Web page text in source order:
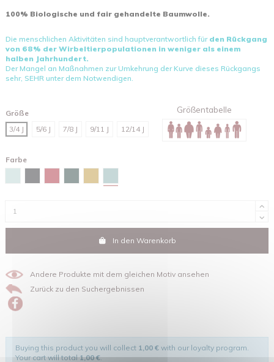
100% Biologische und fair gehandelte Baumwolle.
Die menschlichen Aktivitäten sind hauptverantwortlich für den Rückgang
von 68% der Wirbeltierpopulationen in weniger als einem
halben Jahrhundert.
Der Mangel an Maßnahmen zur Umkehrung der Kurve dieses Rückgangs
sehr, SEHR unter dem Notwendigen.
Größe
3/4 J
5/6 J 7/8 J 9/11 J 12/14 J
Größentabelle
Farbe
In den Warenkorb
Andere Produkte mit dem gleichen Motiv ansehen
Zurück zu den Suchergebnissen
Buying this product you will collect 1,00 € with our loyalty program.
Your cart will total1,00 €.